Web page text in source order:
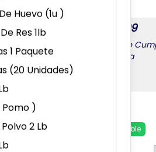
1
131.99
Combo
Habana
Add to favorites
Disponible
Close
Close
Huevo (1u )
Res 1lb
1 Paquete
(20 Unidades)
Pomo )
2 Lb